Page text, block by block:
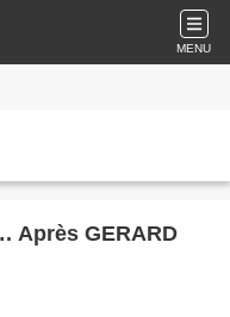
MENU
Après GERARD